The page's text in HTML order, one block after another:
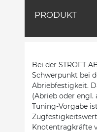
PRODUKT
Bei der STROFT
Schwerpunkt bei
Abriebfestigkeit.
(Abrieb oder engl.
Tuning-Vorgabe
Knotentragkräfte